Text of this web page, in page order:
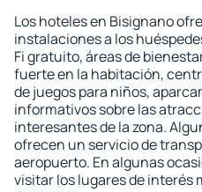
Los hoteles en Bisignano
instalaciones a los
Fi gratuito, áreas de
fuerte en la habitación,
de juegos para niños,
informativos sobre las
interesantes de la zona.
ofrecen un servicio de
aeropuerto. En algunas
visitar los lugares de interés